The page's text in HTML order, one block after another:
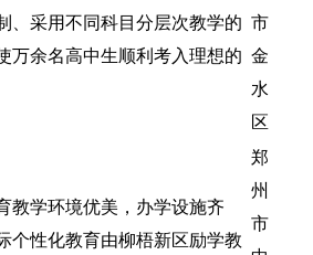
、采用不同科目分层次教学的
万余名高中生顺利考入理想的
市
金
水
区
教学环境优美，办学设施齐
个性化教育由柳梧新区励学教
郑
州
市